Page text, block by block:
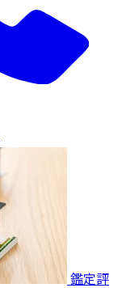
鑑定評